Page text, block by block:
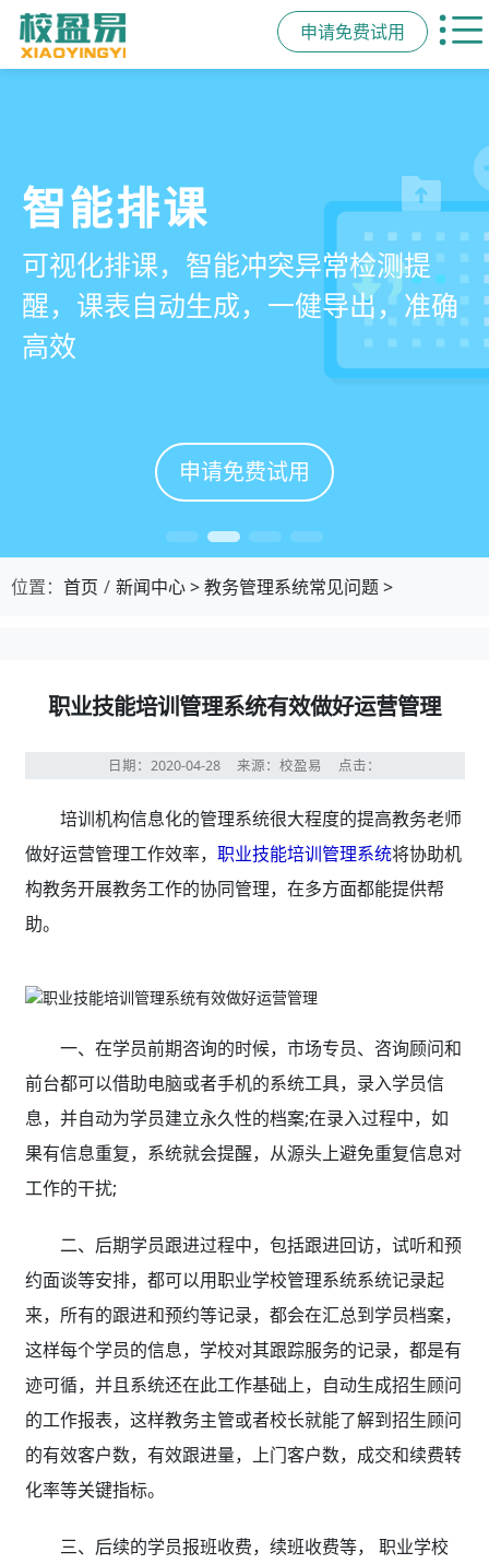
申请免费试用
管学校，用校盈易
培训机构教务管理系
统
有效提升运营管理效率45%
申请免费试用
智能排课
可视化排课，智能冲突异常检测提
醒，课表自动生成，一健导出，准确
高效
申请免费试用
课时统计
学员签到同步扣减课时，老师带课量
自动统计、汇总，数据清晰可查免扯
皮
申请免费试用
家校互动
一部手机链接教师、学员、家长，沟
通互动零距离，服务贴心铸口碑促续
费
申请免费试用
位置： 首页 新闻中心>教务管理系统常见问题>
职业技能培训管理系统有效做好运营管理
日期：2020-04-28 来源：校盈易 点击：
培训机构信息化的管理系统很大程度的提高教务老师
做好运营管理工作效率， 职业技能培训管理系统将协助机
构教务开展教务工作的协同管理，在多方面都能提供帮
助。
一、在学员前期咨询的时候，市场专员、咨询顾问和
前台都可以借助电脑或者手机的系统工具，录入学员信
息，并自动为学员建立永久性的档案;在录入过程中，如
果有信息重复，系统就会提醒，从源头上避免重复信息对
工作的干扰;
二、后期学员跟进过程中，包括跟进回访，试听和预
约面谈等安排，都可以用职业学校管理系统系统记录起
来，所有的跟进和预约等记录，都会在汇总到学员档案，
这样每个学员的信息，学校对其跟踪服务的记录，都是有
迹可循，并且系统还在此工作基础上，自动生成招生顾问
的工作报表，这样教务主管或者校长就能了解到招生顾问
的有效客户数，有效跟进量，上门客户数，成交和续费转
化率等关键指标。
三、后续的学员报班收费，续班收费等， 职业学校